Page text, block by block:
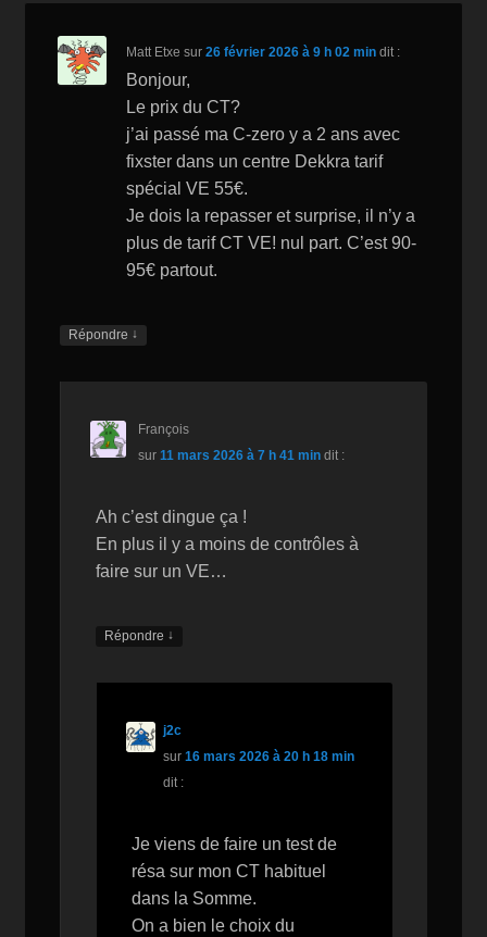
k
h
Li
st
Matt Etxe sur26 février 2026 à 9 h 02 min dit :
Bonjour,
Le prix du CT?
j’ai passé ma C-zero y a 2 ans avec
fixster dans un centre Dekkra tarif
spécial VE 55€.
Je dois la repasser et surprise, il n’y a
plus de tarif CT VE! nul part. C’est 90-
95€ partout.
Répondre ↓
François
sur 11 mars 2026 à 7 h 41 min dit :
Ah c’est dingue ça !
En plus il y a moins de contrôles à
faire sur un VE…
Répondre ↓
j2c
sur16 mars 2026 à 20 h 18 min
dit :
Je viens de faire un test de
résa sur mon CT habituel
dans la Somme.
On a bien le choix du